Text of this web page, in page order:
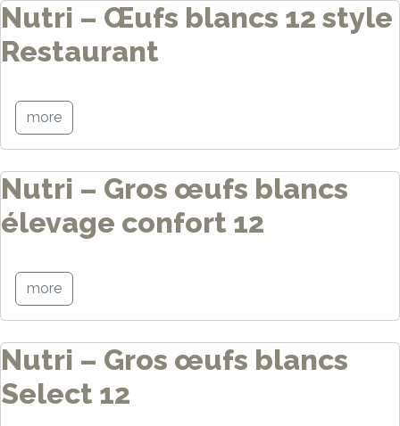
Nutri – Œufs blancs 12 style
Restaurant
more
Nutri – Gros œufs blancs
élevage confort 12
more
Nutri – Gros œufs blancs
Select 12